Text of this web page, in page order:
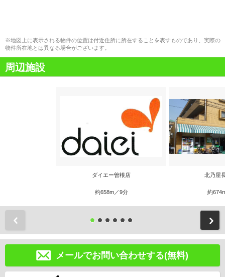
※地図上に表示される物件の位置は付近住所に所在することを表すものであり、実際の
物件所在地とは異なる場合がございます。
周辺施設
ダイエー曽根店
約658m／9分
北乃屋
約
メールでお問い合わせする(無料)